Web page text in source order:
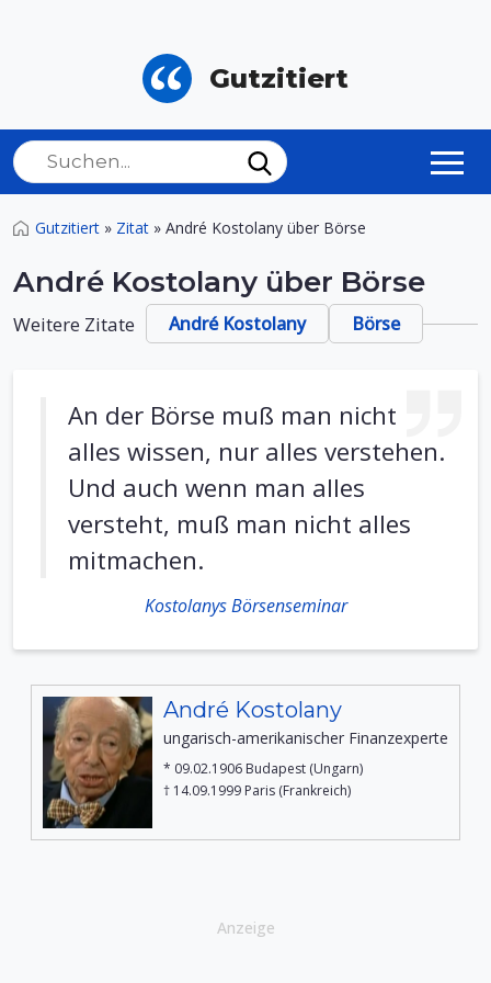
Gutzitiert
Gutzitiert » Zitat » André Kostolany über Börse
André Kostolany über Börse
Weitere Zitate André Kostolany Börse
An der Börse muß man nicht
alles wissen, nur alles verstehen.
Und auch wenn man alles
versteht, muß man nicht alles
mitmachen.
Kostolanys Börsenseminar
André Kostolany
ungarisch-amerikanischer Finanzexperte
* 09.02.1906 Budapest (Ungarn)
† 14.09.1999 Paris (Frankreich)
Anzeige